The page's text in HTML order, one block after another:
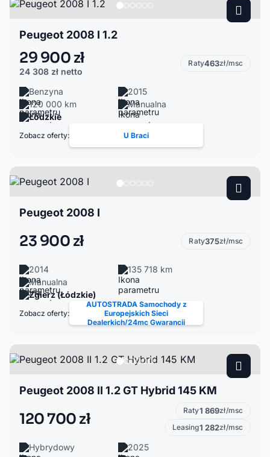
Peugeot 2008 I 1.2
29 900 zł
24 308 zł netto
Raty463zł/msc
Benzyna
2015
120 000 km
Manualna
Łódzkie
Zobacz oferty: U Braci
Peugeot 2008 I
23 900 zł Raty375zł/msc
2014
135 718 km
Manualna
Zgierz (Łódzkie)
Zobacz oferty:
AUTOSTRADA Samochody z
Europejskich Sieci
Dealerkich/24mc Gwarancji
Peugeot 2008 II 1.2 GT Hybrid 145 KM
120 700 zł Raty1 869zł/msc
Leasing1 282zł/msc
Hybrydowy
2025